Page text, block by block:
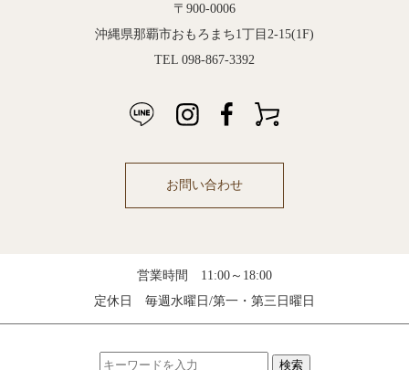
〒900-0006
沖縄県那覇市おもろまち1丁目2-15(1F)
TEL 098-867-3392
お問い合わせ
営業時間 11:00～18:00
定休日 毎週水曜日/第一・第三日曜日
検索